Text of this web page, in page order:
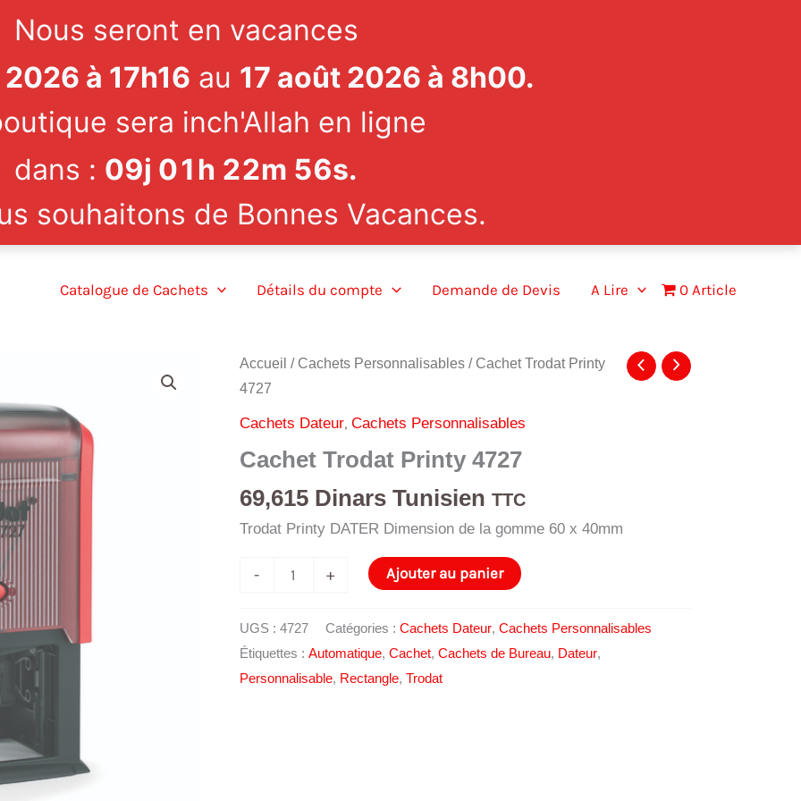
Nous seront en vacances
à 17h16 au 17 août 2026 à 8h00.
sera inch'Allah en ligne
dans : 09j 01 h 22m 55s.
souhaitons de Bonnes Vacances.
Catalogue de Cachets Détails du compte Demande de Devis A Lire 0 Article
Accueil / Cachets Personnalisables/ Cachet Trodat Printy
4727
Cachets Dateur, Cachets Personnalisables
Cachet Trodat Printy 4727
69,615 Dinars Tunisien TTC
Trodat Printy DATER Dimension de la gomme 60 x 40mm
-
quantité
Trodat
+ Ajouter au panier
UGS : 4727 Catégories : Cachets Dateur, Cachets Personnalisables
Étiquettes : Automatique, Cachet, Cachets de Bureau, Dateur,
Personnalisable, Rectangle, Trodat